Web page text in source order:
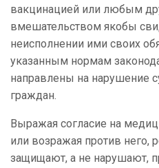
вакцинацией или любым
вмешательством якобы
неисполнении ими своих
указанным нормам
направлены на нарушение
граждан.
Выражая согласие на
или возражая против него,
защищают, а не нарушают,